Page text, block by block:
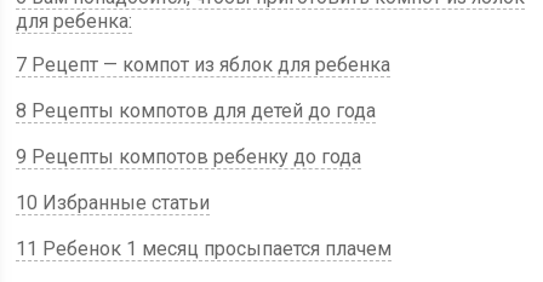
для ребенка:
7 Рецепт — компот из яблок для ребенка
8 Рецепты компотов для детей до года
9 Рецепты компотов ребенку до года
10 Избранные статьи
11 Ребенок 1 месяц просыпается плачем